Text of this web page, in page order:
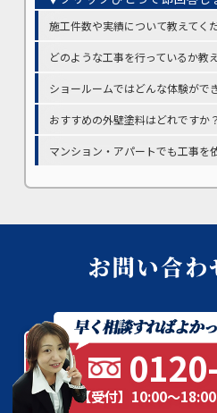
施工件数や実績について教えてくだ
どのような工事を行っているか教
ショールームではどんな体験がで
おすすめの外壁塗料はどれですか？
マンション・アパートでも工事を
【受付】10:00～